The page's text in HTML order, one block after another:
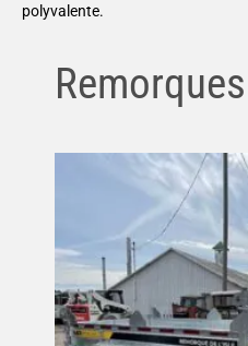
polyvalente.